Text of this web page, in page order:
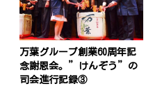
万葉グループ創業60周年記
念謝恩会。”けんぞう”の
司会進行記録③